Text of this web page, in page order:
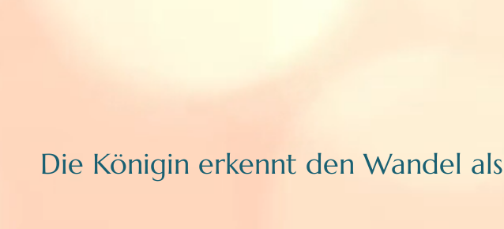
Die Königin erkennt den Wandel